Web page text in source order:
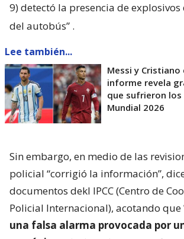
9) detectó la presencia de explosivos
del autobús” .
Lee también...
Messi y Cristiano
informe revela
que sufrieron los
Mundial 2026
Sin embargo, en medio de las
policial “corrigió la información”,
documentos dekl IPCC (Centro de
Policial Internacional), acotando que
una falsa alarma provocada por